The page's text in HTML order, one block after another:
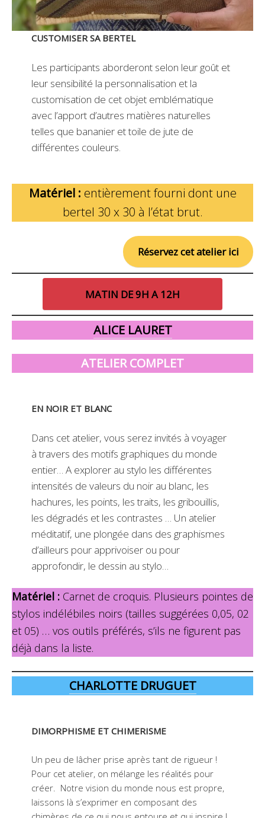
CUSTOMISER SA BERTEL
Les participants aborderont selon leur goût et
leur sensibilité la personnalisation et la
customisation de cet objet emblématique
avec l’apport d’autres matières naturelles
telles que bananier et toile de jute de
différentes couleurs.
Matériel : entièrement fourni dont une
bertel 30 x 30 à l’état brut.
Réservez cet atelier ici
MATIN DE 9H A 12H
ALICE LAURET
ATELIER COMPLET
EN NOIR ET BLANC
Dans cet atelier, vous serez invités à voyager
à travers des motifs graphiques du monde
entier… A explorer au stylo les différentes
intensités de valeurs du noir au blanc, les
hachures, les points, les traits, les gribouillis,
les dégradés et les contrastes … Un atelier
méditatif, une plongée dans des graphismes
d’ailleurs pour apprivoiser ou pour
approfondir, le dessin au stylo…
Matériel : Carnet de croquis. Plusieurs pointes de
stylos indélébiles noirs (tailles suggérées 0,05, 02
et 05) … vos outils préférés, s’ils ne figurent pas
déjà dans la liste.
CHARLOTTE DRUGUET
DIMORPHISME ET CHIMERISME
Un peu de lâcher prise après tant de rigueur !
Pour cet atelier, on mélange les réalités pour
créer. Notre vision du monde nous est propre,
laissons là s’exprimer en composant des